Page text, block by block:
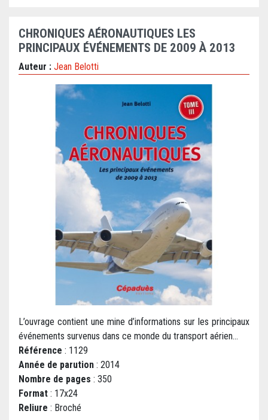
CHRONIQUES AÉRONAUTIQUES LES
PRINCIPAUX ÉVÉNEMENTS DE 2009 À 2013
Auteur : Jean Belotti
L’ouvrage contient une mine d’informations sur les principaux
événements survenus dans ce monde du transport aérien...
Référence : 1129
Année de parution : 2014
Nombre de pages : 350
Format : 17x24
Reliure : Broché